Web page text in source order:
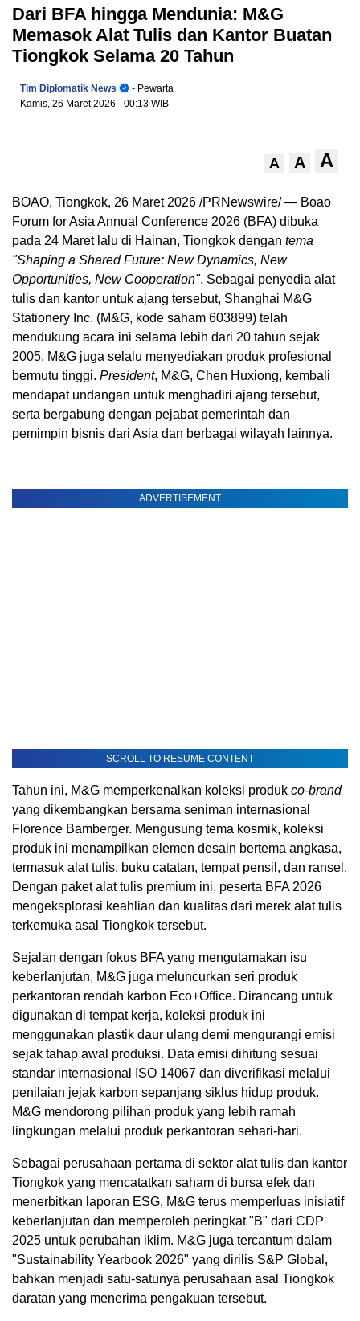
Dari BFA hingga Mendunia: M&G
Memasok Alat Tulis dan Kantor Buatan
Tiongkok Selama 20 Tahun
Tim Diplomatik News
- Pewarta
Kamis, 26 Maret 2026 - 00:13 WIB
A A A
BOAO, Tiongkok, 26 Maret 2026 /PRNewswire/ — Boao
Forum for Asia Annual Conference 2026 (BFA) dibuka
pada 24 Maret lalu di Hainan, Tiongkok dengan tema
"Shaping a Shared Future: New Dynamics, New
Opportunities, New Cooperation". Sebagai penyedia alat
tulis dan kantor untuk ajang tersebut, Shanghai M&G
Stationery Inc. (M&G, kode saham 603899) telah
mendukung acara ini selama lebih dari 20 tahun sejak
2005. M&G juga selalu menyediakan produk profesional
bermutu tinggi. President, M&G, Chen Huxiong, kembali
mendapat undangan untuk menghadiri ajang tersebut,
serta bergabung dengan pejabat pemerintah dan
pemimpin bisnis dari Asia dan berbagai wilayah lainnya.
ADVERTISEMENT
SCROLL TO RESUME CONTENT
Tahun ini, M&G memperkenalkan koleksi produk co-brand
yang dikembangkan bersama seniman internasional
Florence Bamberger. Mengusung tema kosmik, koleksi
produk ini menampilkan elemen desain bertema angkasa,
termasuk alat tulis, buku catatan, tempat pensil, dan ransel.
Dengan paket alat tulis premium ini, peserta BFA 2026
mengeksplorasi keahlian dan kualitas dari merek alat tulis
terkemuka asal Tiongkok tersebut.
Sejalan dengan fokus BFA yang mengutamakan isu
keberlanjutan, M&G juga meluncurkan seri produk
perkantoran rendah karbon Eco+Office. Dirancang untuk
digunakan di tempat kerja, koleksi produk ini
menggunakan plastik daur ulang demi mengurangi emisi
sejak tahap awal produksi. Data emisi dihitung sesuai
standar internasional ISO 14067 dan diverifikasi melalui
penilaian jejak karbon sepanjang siklus hidup produk.
M&G mendorong pilihan produk yang lebih ramah
lingkungan melalui produk perkantoran sehari-hari.
Sebagai perusahaan pertama di sektor alat tulis dan kantor
Tiongkok yang mencatatkan saham di bursa efek dan
menerbitkan laporan ESG, M&G terus memperluas inisiatif
keberlanjutan dan memperoleh peringkat "B" dari CDP
2025 untuk perubahan iklim. M&G juga tercantum dalam
"Sustainability Yearbook 2026" yang dirilis S&P Global,
bahkan menjadi satu-satunya perusahaan asal Tiongkok
daratan yang menerima pengakuan tersebut.